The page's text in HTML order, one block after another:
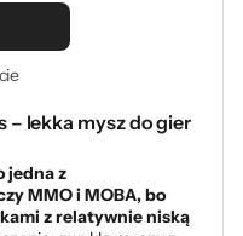
– lekka mysz do gier
jedna z
MMO i MOBA, bo
z relatywnie niską